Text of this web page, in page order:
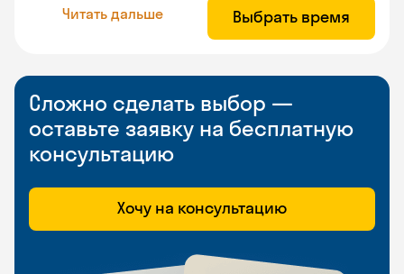
Читать дальше Выбрать время
Сложно сделать выбор —
оставьте заявку на бесплатную
консультацию
Хочу на консультацию